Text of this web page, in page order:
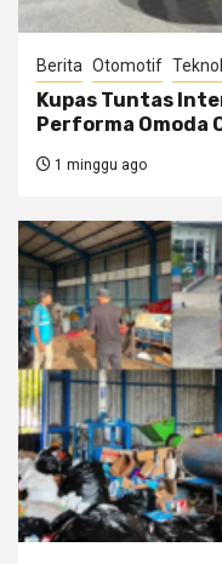
Berita Otomotif
Kupas Tuntas
Performa Omoda
1 minggu ago